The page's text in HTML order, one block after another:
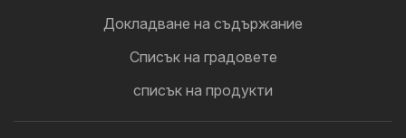
Докладване на съдържание
Cписък на градовете
списък на продукти